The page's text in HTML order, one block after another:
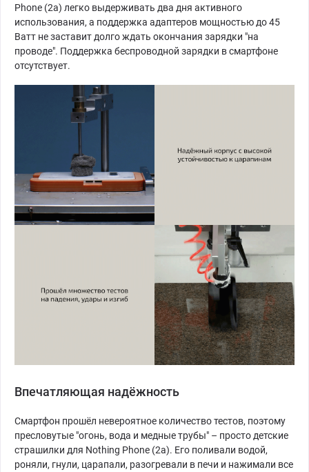
Phone (2a) легко выдерживать два дня активного
использования, а поддержка адаптеров мощностью до 45
Ватт не заставит долго ждать окончания зарядки "на
проводе". Поддержка беспроводной зарядки в смартфоне
отсутствует.
Впечатляющая надёжность
Смартфон прошёл невероятное количество тестов, поэтому
пресловутые "огонь, вода и медные трубы" – просто детские
страшилки для Nothing Phone (2a). Его поливали водой,
роняли, гнули, царапали, разогревали в печи и нажимали все